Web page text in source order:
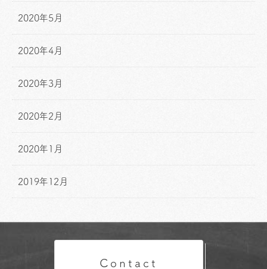
2020年5月
2020年4月
2020年3月
2020年2月
2020年1月
2019年12月
Contact